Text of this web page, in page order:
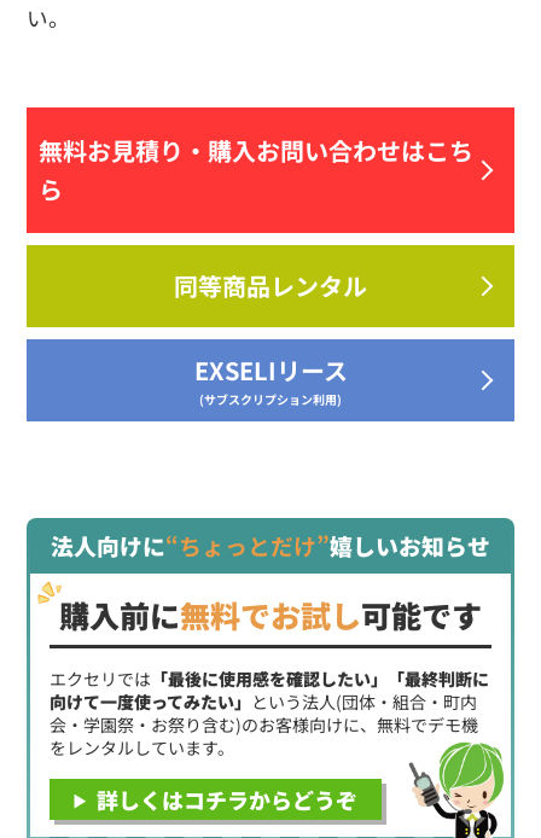
い。
無料お見積り・ 購入お問い合わせはこち
ら
同等商品レンタル
EXSELIリース
(サブスクリプション利用)
法人向けに“ちょっとだけ”嬉しいお知らせ
購入前に無料でお試し可能です
エクセリでは 「最後に使用感を確認したい」「最終判断に
向けて一度使ってみたい」 という法人(団体・組合・町内
会・学園祭・お祭り含む)のお客様向けに、無料でデモ機
をレンタルしています。
詳しくはコチラからどうぞ